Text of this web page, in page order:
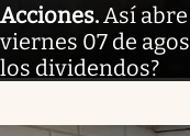
Acciones. Así
viernes 07 de
los dividendos?